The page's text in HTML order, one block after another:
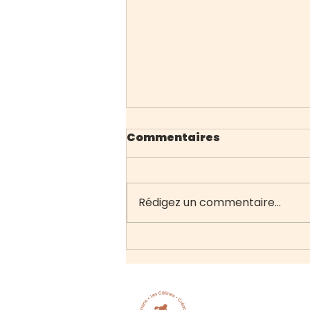
Commentaires
Rédigez un commentaire...